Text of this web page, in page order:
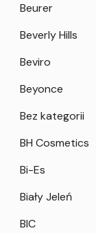
Beurer
Beverly Hills
Beviro
Beyonce
Bez kategorii
BH Cosmetics
Bi-Es
Biały Jeleń
BIC